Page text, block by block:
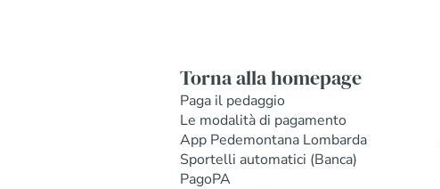
Torna alla homepage
Paga il pedaggio
Le modalità di pagamento
App Pedemontana Lombarda
Sportelli automatici (Banca)
PagoPA